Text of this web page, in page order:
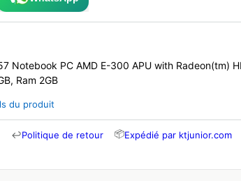
Notebook PC AMD E-300 APU with Radeon(tm)
Ram 2GB
du produit
↩Politique de retour 📦Expédié par ktjunior.com